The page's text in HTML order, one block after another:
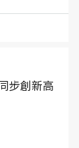
步創新高